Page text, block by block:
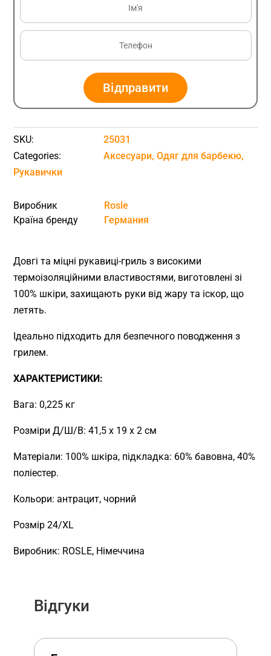
Відправити
SKU:
25031
Categories:
Аксесуари,Одяг для барбекю,
Рукавички
Виробник
Rosle
Країна бренду
Германия
Довгі та міцні рукавиці-гриль з високими
термоізоляційними властивостями, виготовлені зі
100% шкіри, захищають руки від жару та іскор, що
летять.
Ідеально підходить для безпечного поводження з
грилем.
ХАРАКТЕРИСТИКИ:
Вага: 0,225 кг
Розміри Д/Ш/В: 41,5 х 19 х 2 см
Матеріали: 100% шкіра, підкладка: 60% бавовна, 40%
поліестер.
Кольори: антрацит, чорний
Розмір 24/XL
Виробник: ROSLE, Німеччина
Відгуки